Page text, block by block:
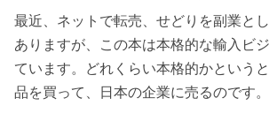
最近、ネットで転売、せどりを副業と
ありますが、この本は本格的な輸入ビ
ています。どれくらい本格的かという
品を買って、日本の企業に売るのです。